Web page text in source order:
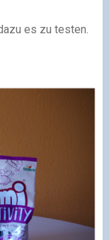
es zu testen.